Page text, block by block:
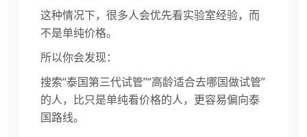
这种情况下，很多人会优先看实验室经验，而
不是单纯价格。
所以你会发现：
搜索“泰国第三代试管”“高龄适合去哪国做试管”
的人，比只是单纯看价格的人，更容易偏向泰
国路线。